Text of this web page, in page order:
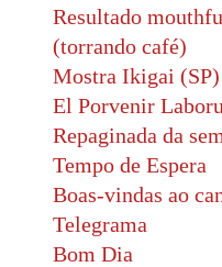
Resultado
(torrando café)
Mostra Ikigai (SP)
El Porvenir
Repaginada da
Tempo de Espera
Boas-vindas ao
Telegrama
Bom Dia